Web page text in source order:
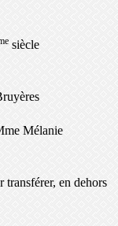
siècle
Mélanie
en dehors